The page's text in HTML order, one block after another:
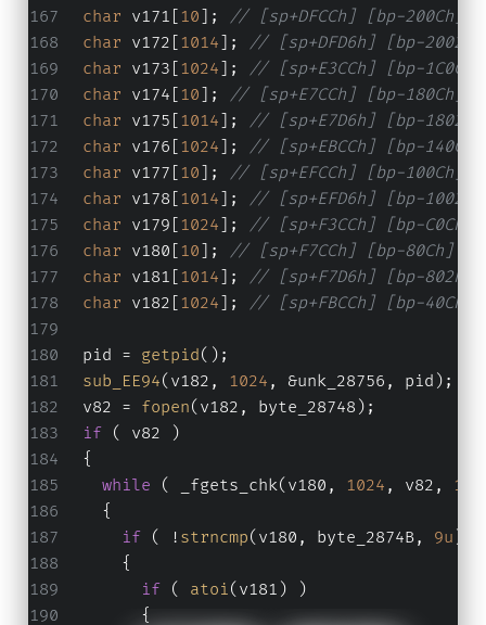
char v171[ 10 ]; // [sp+DFCCh] [bp-200Ch]
char v172[ 1014 ]; // [sp+DFD6h] [bp-2002h]
char v173[ 1024 ]; // [sp+E3CCh] [bp-1C0Ch]
char v174[ 10 ]; // [sp+E7CCh] [bp-180Ch]
char v175[ 1014 ]; // [sp+E7D6h] [bp-1802h]
char v176[ 1024 ]; // [sp+EBCCh] [bp-140Ch]
char v177[ 10 ]; // [sp+EFCCh] [bp-100Ch]
char v178[ 1014 ]; // [sp+EFD6h] [bp-1002h]
char v179[ 1024 ]; // [sp+F3CCh] [bp-C0Ch]
char v180[ 10 ]; // [sp+F7CCh] [bp-80Ch]
char v181[ 1014 ]; // [sp+F7D6h] [bp-802h]
char v182[ 1024 ]; // [sp+FBCCh] [bp-40Ch]
  pid =
getpid();
sub_EE94(v182, 1024 , &unk_28756, pid);
  v82 =
fopen(v182, byte_28748);
if ( v82 )
  {
while ( _fgets_chk(v180, 1024 , v82,
    {
if ( ! strncmp(v180, byte_2874B, 9u ) )
      {
if ( atoi(v181) )
        {